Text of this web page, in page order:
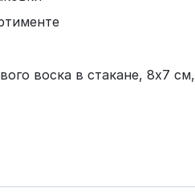
воска в стакане, 8х7 см,